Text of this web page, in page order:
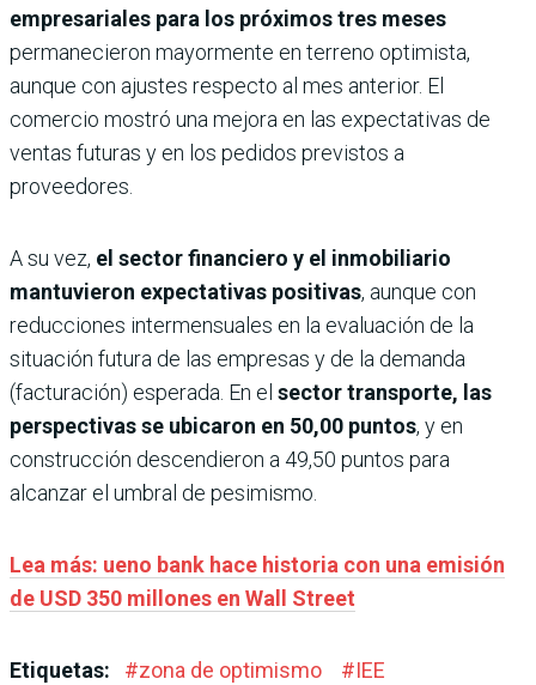
empresariales para los próximos tres meses
permanecieron mayormente en terreno optimista,
aunque con ajustes respecto al mes anterior. El
comercio mostró una mejora en las expectativas de
ventas futuras y en los pedidos previstos a
proveedores.
A su vez, el sector financiero y el inmobiliario
mantuvieron expectativas positivas, aunque con
reducciones intermensuales en la evaluación de la
situación futura de las empresas y de la demanda
(facturación) esperada. En el sector transporte, las
perspectivas se ubicaron en 50,00 puntos, y en
construcción descendieron a 49,50 puntos para
alcanzar el umbral de pesimismo.
Lea más: ueno bank hace historia con una emisión
de USD 350 millones en Wall Street
Etiquetas: #zona de optimismo #IEE